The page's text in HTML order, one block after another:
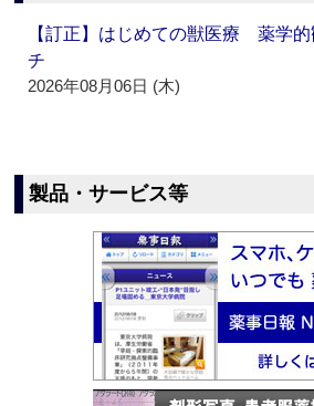
【訂正】はじめての獣医療 薬学
チ
2026年08月06日 (木)
製品・サービス等